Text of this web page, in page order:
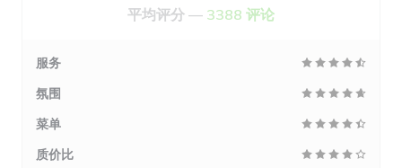
平均评分 — 3388 评论
服务
氛围
菜单
质价比